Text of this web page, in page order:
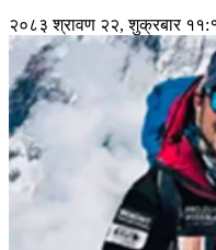
२०८३ श्रावण २२, शुक्रबार